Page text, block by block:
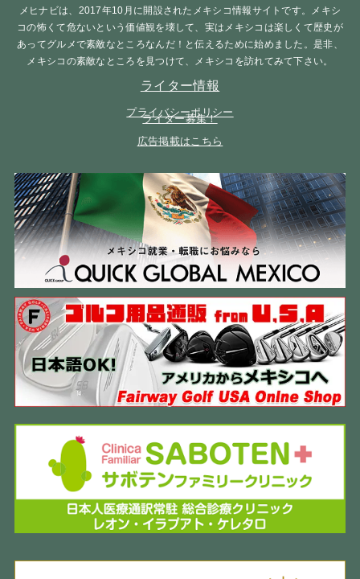
メヒナビは、2017年10月に開設されたメキシコ情報サイトです。メキシ
コの怖くて危ないという価値観を壊して、実はメキシコは楽しくて歴史が
あってグルメで素敵なところなんだ！と伝えるために始めました。是非、
メキシコの素敵なところを見つけて、メキシコを訪れてみて下さい。
ライター情報
プライバシーポリシー
ライター募集！
広告掲載はこちら